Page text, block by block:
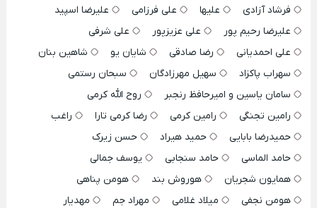
فرشاد آزادی
علیها علی فرزامی
علیرضا اسپید
علیرضا رحیم پور
علی عزیزپور
علی شرفی
علی احمدیانی
رضا صادقی شایان یو
شاهین بنان
سهراب پاکزاد
سهیل مهرزادگان
سبحان رستمی
سامان یاسین و امیرحافظ رنجبر
روح الله کرمی
رامین تجنگی
رامین کرمی رضا کرمی تارا
راغب
حمیدرضا بابایی
حمید هیراد
حسن زیرک
حامد الماسی
حامد سنجابی
یوسف جمالی
همایون شجریان
هوروش بند
هومن پناهی
هومن نجفی
میلاد غلامی مهراد جم
مهدیار